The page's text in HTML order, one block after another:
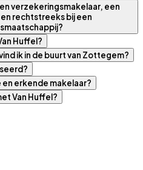
verzekeringsmakelaar, een
rechtstreeks bij een
Huffel?
ik in de buurt van Zottegem?
erkende makelaar?
Van Huffel?